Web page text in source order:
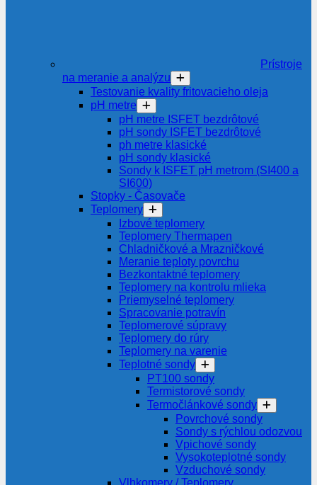
Prístroje
na meranie a analýzu
Testovanie kvality fritovacieho oleja
pH metre
pH metre ISFET bezdrôtové
pH sondy ISFET bezdrôtové
ph metre klasické
pH sondy klasické
Sondy k ISFET pH metrom (SI400 a
SI600)
Stopky - Časovače
Teplomery
Izbové teplomery
Teplomery Thermapen
Chladničkové a Mrazničkové
Meranie teploty povrchu
Bezkontaktné teplomery
Teplomery na kontrolu mlieka
Priemyselné teplomery
Spracovanie potravín
Teplomerové súpravy
Teplomery do rúry
Teplomery na varenie
Teplotné sondy
PT100 sondy
Termistorové sondy
Termočlánkové sondy
Povrchové sondy
Sondy s rýchlou odozvou
Vpichové sondy
Vysokoteplotné sondy
Vzduchové sondy
Vlhkomery / Teplomery